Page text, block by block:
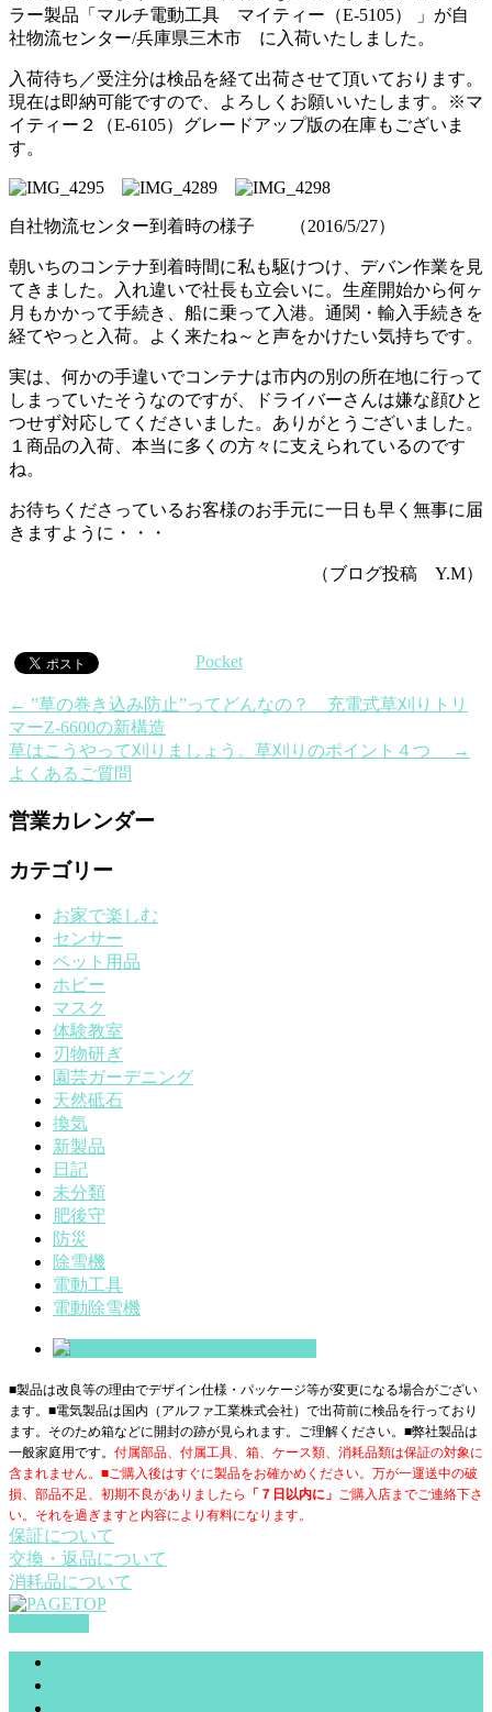
ラー製品「マルチ電動工具 マイティー（E-5105） 」が自
社物流センター/兵庫県三木市 に入荷いたしました。
入荷待ち／受注分は検品を経て出荷させて頂いております。
現在は即納可能ですので、よろしくお願いいたします。※マ
イティー２（E-6105）グレードアップ版の在庫もございま
す。
自社物流センター到着時の様子 （2016/5/27）
朝いちのコンテナ到着時間に私も駆けつけ、デバン作業を見
てきました。入れ違いで社長も立会いに。生産開始から何ヶ
月もかかって手続き、船に乗って入港。通関・輸入手続きを
経てやっと入荷。よく来たね～と声をかけたい気持ちです。
実は、何かの手違いでコンテナは市内の別の所在地に行って
しまっていたそうなのですが、ドライバーさんは嫌な顔ひと
つせず対応してくださいました。ありがとうございました。
１商品の入荷、本当に多くの方々に支えられているのです
ね。
お待ちくださっているお客様のお手元に一日も早く無事に届
きますように・・・
（ブログ投稿 Y.M）
Pocket
← ”草の巻き込み防止”ってどんなの？ 充電式草刈りトリ
マーZ-6600の新構造
草はこうやって刈りましょう。草刈りのポイント４つ
→
よくあるご質問
営業カレンダー
カテゴリー
お家で楽しむ
センサー
ペット用品
ホビー
マスク
体験教室
刃物研ぎ
園芸ガーデニング
天然砥石
換気
新製品
日記
未分類
肥後守
防災
除雪機
電動工具
電動除雪機
■製品は改良等の理由でデザイン仕様・パッケージ等が変更になる場合がござい
ます。■電気製品は国内（アルファ工業株式会社）で出荷前に検品を行っており
ます。そのため箱などに開封の跡が見られます。ご理解ください。■弊社製品は
一般家庭用です。 付属部品、付属工具、箱、ケース類、消耗品類は保証の対象に
含まれません。■ご購入後はすぐに製品をお確かめください。万が一運送中の破
損、部品不足、初期不良がありましたら
「７日以内に」 ご購入店までご連絡下さ
い。それを過ぎますと内容により有料になります。
保証について
交換・返品について
消耗品について